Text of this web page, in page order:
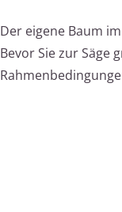
Der eigene Baum
Bevor Sie zur Säge